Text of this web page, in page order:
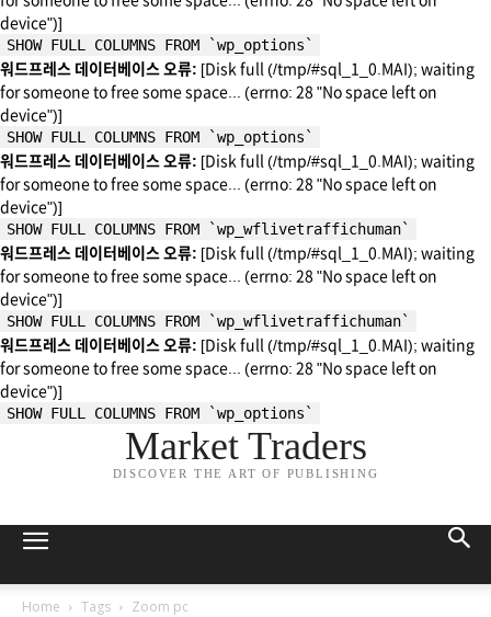
device")]
SHOW FULL COLUMNS FROM `wp_options`
워드프레스 데이터베이스 오류: [Disk full (/tmp/#sql_1_0.MAI); waiting
for someone to free some space... (errno: 28 "No space left on
device")]
SHOW FULL COLUMNS FROM `wp_options`
워드프레스 데이터베이스 오류: [Disk full (/tmp/#sql_1_0.MAI); waiting
for someone to free some space... (errno: 28 "No space left on
device")]
SHOW FULL COLUMNS FROM `wp_wflivetraffichuman`
워드프레스 데이터베이스 오류: [Disk full (/tmp/#sql_1_0.MAI); waiting
for someone to free some space... (errno: 28 "No space left on
device")]
SHOW FULL COLUMNS FROM `wp_wflivetraffichuman`
워드프레스 데이터베이스 오류: [Disk full (/tmp/#sql_1_0.MAI); waiting
for someone to free some space... (errno: 28 "No space left on
device")]
SHOW FULL COLUMNS FROM `wp_options`
Market Traders
DISCOVER THE ART OF PUBLISHING
Home Tags Zoom pc